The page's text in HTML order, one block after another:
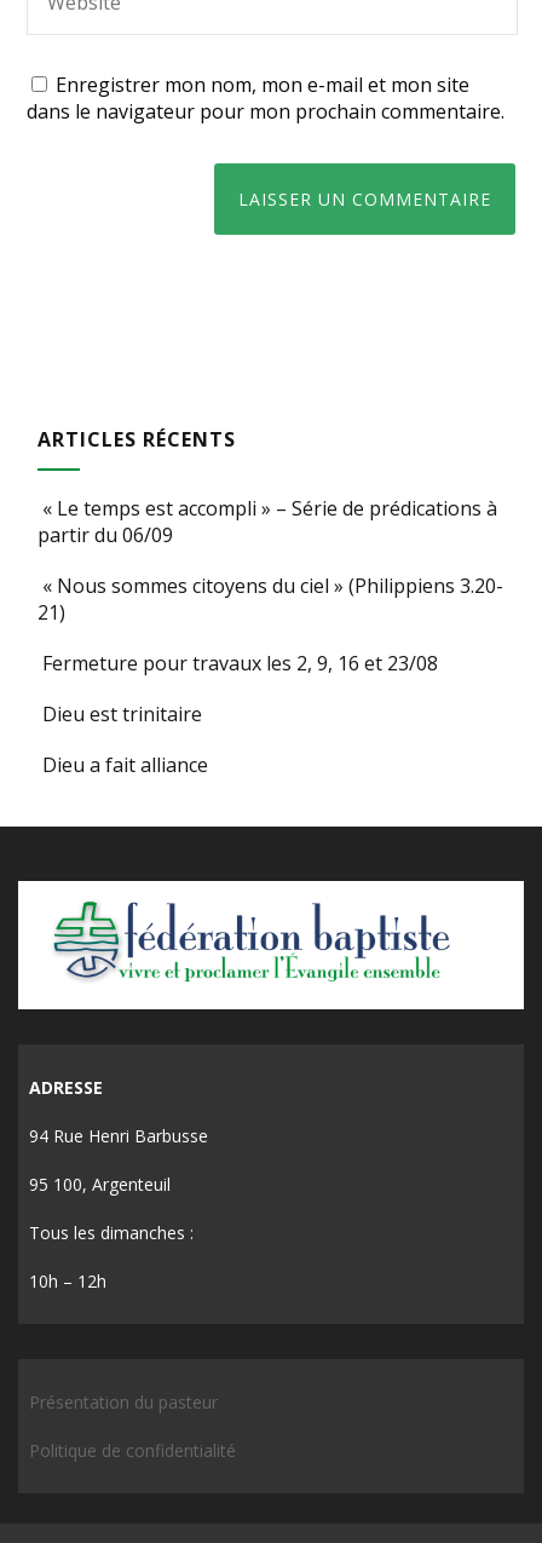
Enregistrer mon nom, mon e-mail et mon site
dans le navigateur pour mon prochain commentaire.
ARTICLES RÉCENTS
« Le temps est accompli » – Série de prédications à
partir du 06/09
« Nous sommes citoyens du ciel » (Philippiens 3.20-
21)
Fermeture pour travaux les 2, 9, 16 et 23/08
Dieu est trinitaire
Dieu a fait alliance
ADRESSE
94 Rue Henri Barbusse
95 100, Argenteuil
Tous les dimanches :
10h – 12h
Présentation du pasteur
Politique de confidentialité